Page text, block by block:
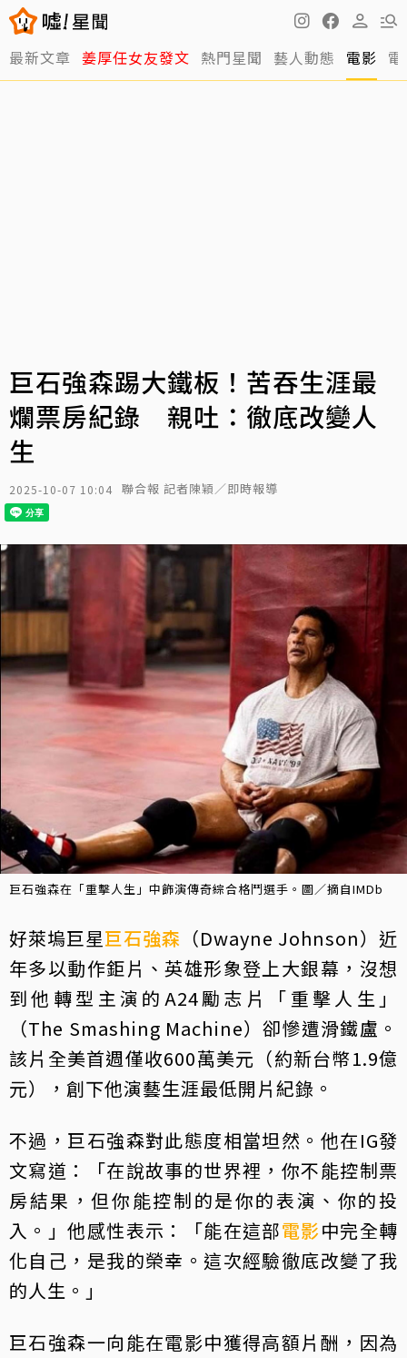
最新文章 姜厚任女友發文 熱門星聞 藝人動態 電影
巨石強森踢大鐵板！苦吞生涯最
爛票房紀錄 親吐：徹底改變人
生
2025-10-07 10:04 聯合報 記者陳穎／即時報導
巨石強森在「重擊人生」中飾演傳奇綜合格鬥選手。圖／摘自IMDb
好萊塢巨星巨石強森 （Dwayne Johnson）近
年多以動作鉅片、英雄形象登上大銀幕，沒想
到他轉型主演的A24勵志片「重擊人生」
（The Smashing Machine）卻慘遭滑鐵盧。
該片全美首週僅收600萬美元（約新台幣1.9億
元），創下他演藝生涯最低開片紀錄。
不過，巨石強森對此態度相當坦然。他在IG發
文寫道：「在說故事的世界裡，你不能控制票
房結果，但你能控制的是你的表演、你的投
入。」他感性表示：「能在這部電影中完全轉
化自己，是我的榮幸。這次經驗徹底改變了我
的人生。」
巨石強森一向能在電影中獲得高額片酬，因為